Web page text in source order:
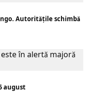
Autoritățile schimbă
august